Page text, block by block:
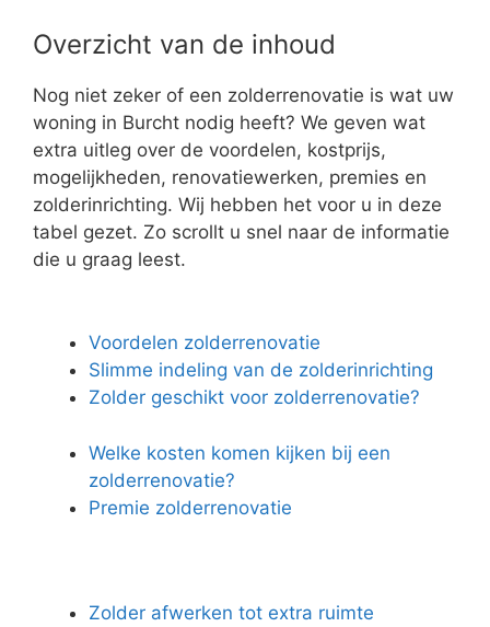
Overzicht van de inhoud
Nog niet zeker of een zolderrenovatie is wat uw
woning in Burcht nodig heeft? We geven wat
extra uitleg over de voordelen, kostprijs,
mogelijkheden, renovatiewerken, premies en
zolderinrichting. Wij hebben het voor u in deze
tabel gezet. Zo scrollt u snel naar de informatie
die u graag leest.
Voordelen zolderrenovatie
Slimme indeling van de zolderinrichting
Zolder geschikt voor zolderrenovatie?
Welke kosten komen kijken bij een
zolderrenovatie?
Premie zolderrenovatie
Zolder afwerken tot extra ruimte